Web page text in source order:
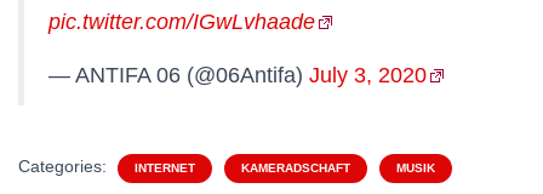
pic.twitter.com/IGwLvhaade
— ANTIFA 06 (@06Antifa) July 3, 2020
Categories: INTERNET KAMERADSCHAFT MUSIK